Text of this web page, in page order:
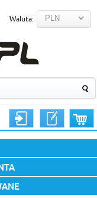
Waluta: